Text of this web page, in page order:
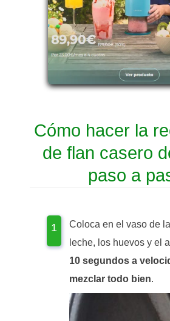
Cómo hacer la
de flan casero
paso a
Coloca en el vaso de
leche, los huevos y el
10 segundos a
mezclar todo bien.